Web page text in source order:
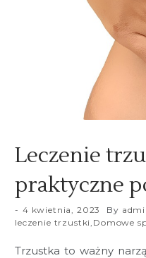
Leczenie
praktyczne
4 kwietnia, 2023 By
leczenie trzustki Domowe
Trzustka to ważny